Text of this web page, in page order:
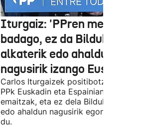
Iturgaiz: 'PPren menpe
badago, ez da Bilduko
alkaterik edo ahaldun
nagusirik izango Euskadin'
Carlos Iturgaizek positibotzat jo ditu
PPk Euskadin eta Espainian lortutako
emaitzak, eta ez dela Bilduko
edo ahaldun nagusirik egongo
du.